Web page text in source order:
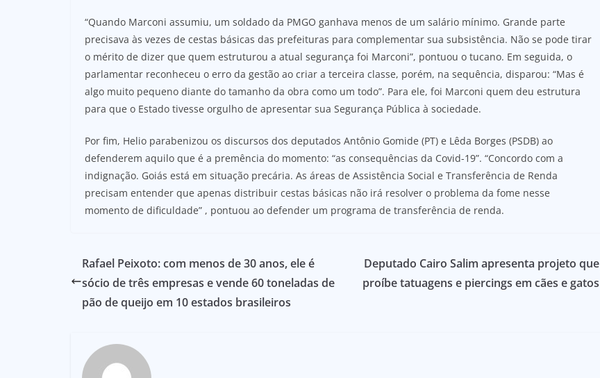
“Quando Marconi assumiu, um soldado da PMGO ganhava menos de um salário mínimo. Grande parte
precisava às vezes de cestas básicas das prefeituras para complementar sua subsistência. Não se pode tirar
o mérito de dizer que quem estruturou a atual segurança foi Marconi”, pontuou o tucano. Em seguida, o
parlamentar reconheceu o erro da gestão ao criar a terceira classe, porém, na sequência, disparou: “Mas é
algo muito pequeno diante do tamanho da obra como um todo”. Para ele, foi Marconi quem deu estrutura
para que o Estado tivesse orgulho de apresentar sua Segurança Pública à sociedade.
Por fim, Helio parabenizou os discursos dos deputados Antônio Gomide (PT) e Lêda Borges (PSDB) ao
defenderem aquilo que é a premência do momento: “as consequências da Covid-19”. “Concordo com a
indignação. Goiás está em situação precária. As áreas de Assistência Social e Transferência de Renda
precisam entender que apenas distribuir cestas básicas não irá resolver o problema da fome nesse
momento de dificuldade” , pontuou ao defender um programa de transferência de renda.
Rafael Peixoto: com menos de 30 anos, ele é
sócio de três empresas e vende 60 toneladas de
pão de queijo em 10 estados brasileiros
Deputado Cairo Salim apresenta projeto que
proíbe tatuagens e piercings em cães e gatos